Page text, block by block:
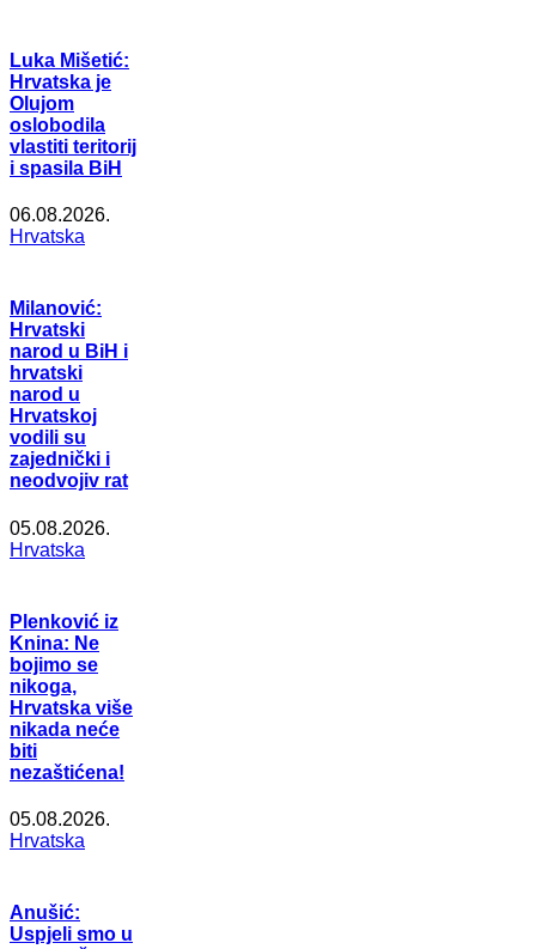
Luka Mišetić:
Hrvatska je
Olujom
oslobodila
vlastiti teritorij
i spasila BiH
06.08.2026.
Hrvatska
Milanović:
Hrvatski
narod u BiH i
hrvatski
narod u
Hrvatskoj
vodili su
zajednički i
neodvojiv rat
05.08.2026.
Hrvatska
Plenković iz
Knina: Ne
bojimo se
nikoga,
Hrvatska više
nikada neće
biti
nezaštićena!
05.08.2026.
Hrvatska
Anušić:
Uspjeli smo u